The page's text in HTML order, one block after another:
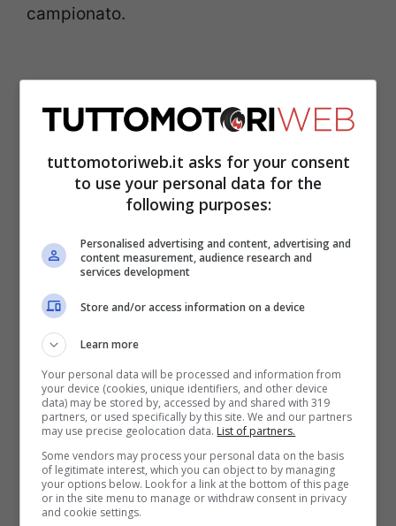
campionato.
Se la
ha stabilito record in quasi
ogni circuito dove si corre, ad Abu Dhabi
invece le soddisfazioni negli anni sono
state davvero poche. Il miglior risultato è
infatti il secondo posto diFernando
Alonso
ottenuto nel lontano 2011. La Rossa
non ha mai vinto e non ha mai fatto
segnare la pole position, in un tracciato
tuttomotoriweb.it asks for your consent
to use your personal data for the
following purposes:
Personalised advertising and content, advertising and
content measurement, audience research and
services development
Store and/or access information on a device
Learn more
Your personal data will be processed and information from
your device (cookies, unique identifiers, and other device
data) may be stored by, accessed by and shared with 319
partners, or used specifically by this site. We and our partners
may use precise geolocation data. List of partners.
Some vendors may process your personal data on the basis
of legitimate interest, which you can object to by managing
your options below. Look for a link at the bottom of this page
or in the site menu to manage or withdraw consent in privacy
and cookie settings.